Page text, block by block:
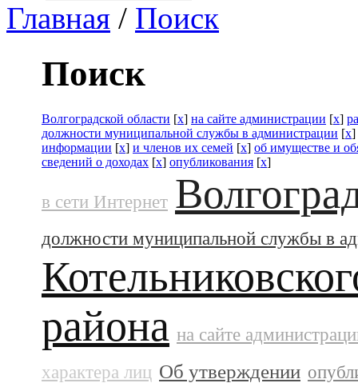
Главная / Поиск
Поиск
Волгоградской области [x] на сайте администрации [x]
должности муниципальной службы в администрации [x]
информации [x] и членов их семей [x] об имуществе и
сведений о доходах [x] опубликования [x]
в сети Интернет
должности муниципальной службы в
района на сайте
характера лиц Об утверждении